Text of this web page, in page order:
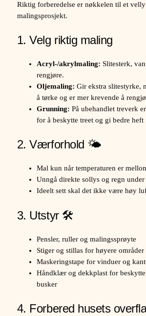
Riktig forberedelse er nøkkelen til et
malingsprosjekt.
1. Velg riktig maling
Acryl-/akrylmaling: Slitesterk,
rengjøre.
Oljemaling: Gir ekstra slitestyrke,
å tørke og er mer krevende å
Grunning: På ubehandlet treverk
for å beskytte treet og gi bedre
2. Værforhold 🌤️
Mal kun når temperaturen er
Unngå direkte sollys og regn
Ideelt sett skal det ikke være høy
3. Utstyr 🛠️
Pensler, ruller og malingssprøyte
Stiger og stillas for høyere områder
Maskeringstape for vinduer og
Håndklær og dekkplast for
busker
4. Forbered husets